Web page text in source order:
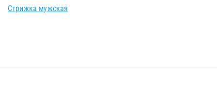
Стрижка мужская